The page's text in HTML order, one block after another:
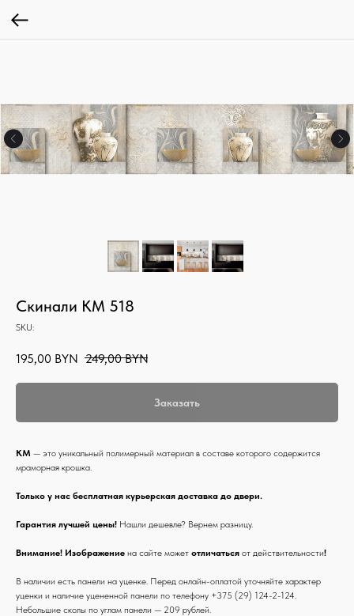
Скинали КМ 518
SKU:
195,00 BYN 249,00 BYN
Заказать
КМ — это уникальный полимерный материал в составе которого содержится
мраморная крошка.
Только у нас бесплатная курьерская доставка до двери.
Гарантия лучшей цены! Нашли дешевле? Вернем разницу.
Внимание! Изображение на сайте может отличаться от действительности!
В наличии есть панели на уценке. Перед онлайн-оплатой уточняйте характер
уценки и наличие уцененной панели по телефону +375 (29) 124-2-124.
Небольшие сколы по углам панели — 209 рублей.